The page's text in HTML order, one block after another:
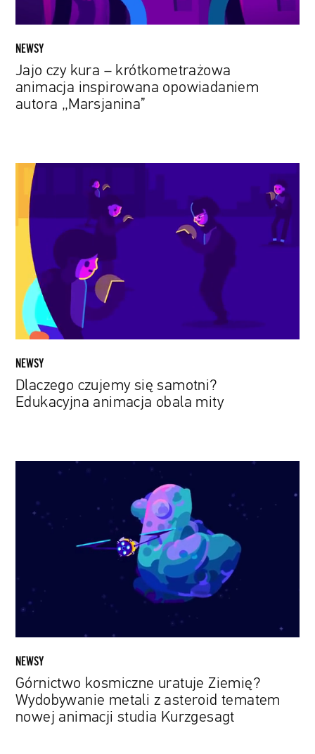
„Marsjanina”
NEWSY
Jajo czy kura – krótkometrażowa
animacja inspirowana opowiadaniem
autora „Marsjanina”
Dlaczego
czujemy
samotni?
Edukacyjna
animacja
mity
NEWSY
Dlaczego czujemy się samotni?
Edukacyjna animacja obala mity
uratuje
tematem
animacji
studia
NEWSY
Górnictwo kosmiczne uratuje Ziemię?
Wydobywanie metali z asteroid tematem
nowej animacji studia Kurzgesagt